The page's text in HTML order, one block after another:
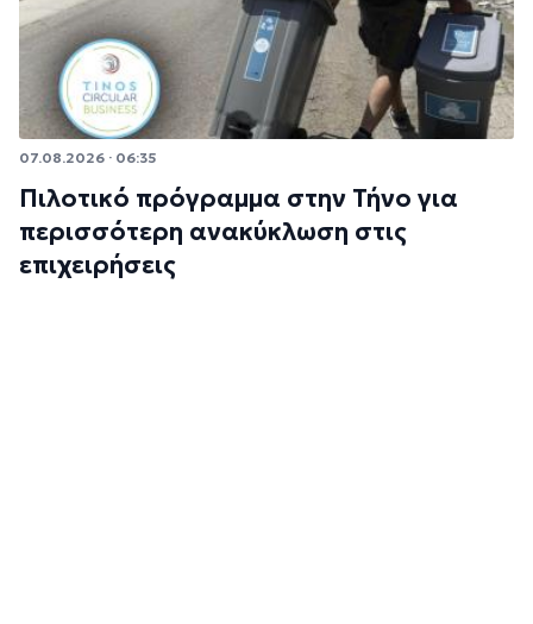
07.08.2026 · 06:35
Πιλοτικό πρόγραμμα στην Τήνο για
περισσότερη ανακύκλωση στις
επιχειρήσεις